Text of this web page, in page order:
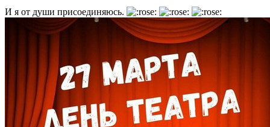
И я от души присоединяюсь.